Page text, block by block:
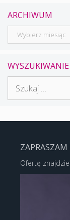
ARCHIWUM
Archiwum
WYSZUKIWANIE
ZAPRASZAM
Ofertę